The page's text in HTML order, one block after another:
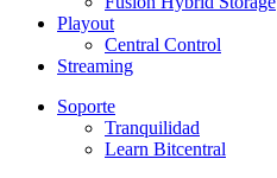
Playout
Central Control
Streaming
Soporte
Tranquilidad
Learn Bitcentral